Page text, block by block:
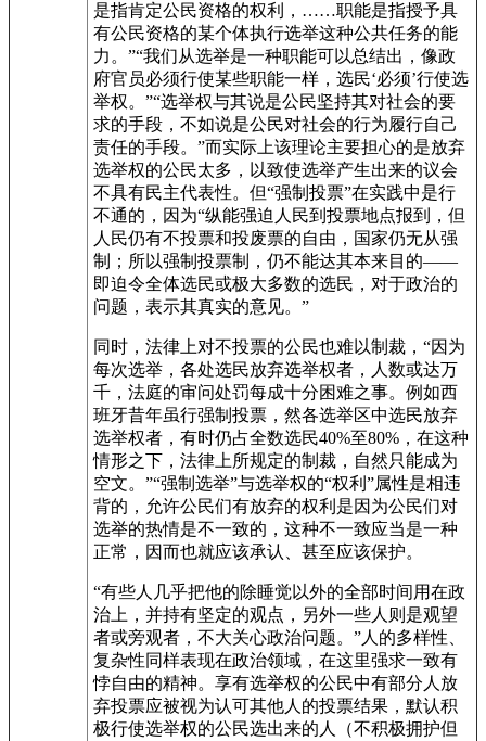
是指肯定公民资格的权利，……职能是指授予具
有公民资格的某个体执行选举这种公共任务的能
力。”“我们从选举是一种职能可以总结出，像政
府官员必须行使某些职能一样，选民‘必须’行使选
举权。”“选举权与其说是公民坚持其对社会的要
求的手段，不如说是公民对社会的行为履行自己
责任的手段。”而实际上该理论主要担心的是放弃
选举权的公民太多，以致使选举产生出来的议会
不具有民主代表性。但“强制投票”在实践中是行
不通的，因为“纵能强迫人民到投票地点报到，但
人民仍有不投票和投废票的自由，国家仍无从强
制；所以强制投票制，仍不能达其本来目的——
即迫令全体选民或极大多数的选民，对于政治的
问题，表示其真实的意见。”
同时，法律上对不投票的公民也难以制裁，“因为
每次选举，各处选民放弃选举权者，人数或达万
千，法庭的审问处罚每成十分困难之事。例如西
班牙昔年虽行强制投票，然各选举区中选民放弃
选举权者，有时仍占全数选民40%至80%，在这种
情形之下，法律上所规定的制裁，自然只能成为
空文。”“强制选举”与选举权的“权利”属性是相违
背的，允许公民们有放弃的权利是因为公民们对
选举的热情是不一致的，这种不一致应当是一种
正常，因而也就应该承认、甚至应该保护。
“有些人几乎把他的除睡觉以外的全部时间用在政
治上，并持有坚定的观点，另外一些人则是观望
者或旁观者，不大关心政治问题。”人的多样性、
复杂性同样表现在政治领域，在这里强求一致有
悖自由的精神。享有选举权的公民中有部分人放
弃投票应被视为认可其他人的投票结果，默认积
极行使选举权的公民选出来的人（不积极拥护但